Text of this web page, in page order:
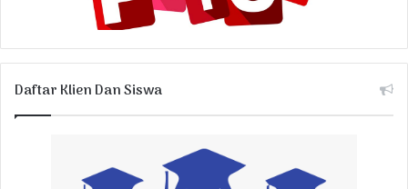
Daftar Klien Dan Siswa